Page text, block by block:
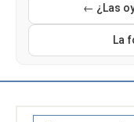
← ¿Las
La